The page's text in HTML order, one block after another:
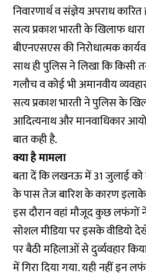
निवारणार्थ व संज्ञेय अपराध
सत्य प्रकाश भारती के खिलाफ
बीएनएसएस की निरोधात्मक
साथ ही पुलिस ने लिखा कि किसी
गलौच व कोई भी अमानवीय
सत्य प्रकाश भारती ने पुलिस के
आदित्यनाथ और मानवाधिकार
बात कही है.
क्या है मामला
बता दें कि लखनऊ में 31 जुलाई को
के पास तेज बारिश के कारण
इस दौरान वहां मौजूद कुछ लफंगों ने
सोशल मीडिया पर इसके वीडियो
पर बैठी महिलाओं से दुर्व्यवहार
में गिरा दिया गया. यही नहीं इन